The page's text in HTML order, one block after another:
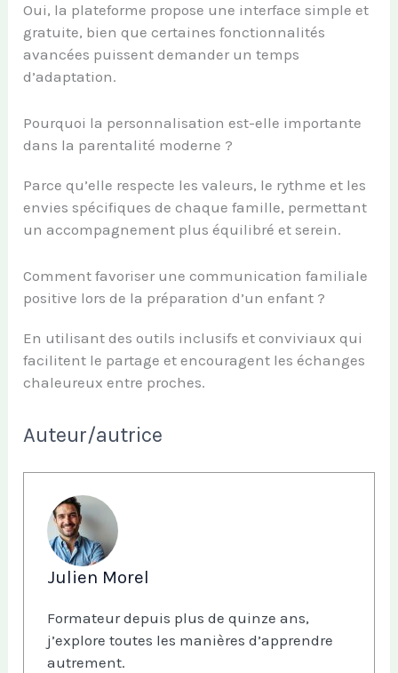
Oui, la plateforme propose une interface simple et
gratuite, bien que certaines fonctionnalités
avancées puissent demander un temps
d’adaptation.
Pourquoi la personnalisation est-elle importante
dans la parentalité moderne ?
Parce qu’elle respecte les valeurs, le rythme et les
envies spécifiques de chaque famille, permettant
un accompagnement plus équilibré et serein.
Comment favoriser une communication familiale
positive lors de la préparation d’un enfant ?
En utilisant des outils inclusifs et conviviaux qui
facilitent le partage et encouragent les échanges
chaleureux entre proches.
Auteur/autrice
Julien Morel
Formateur depuis plus de quinze ans,
j’explore toutes les manières d’apprendre
autrement.